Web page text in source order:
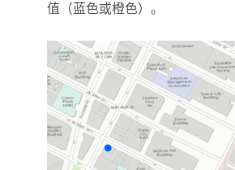
值（蓝色或橙色）。